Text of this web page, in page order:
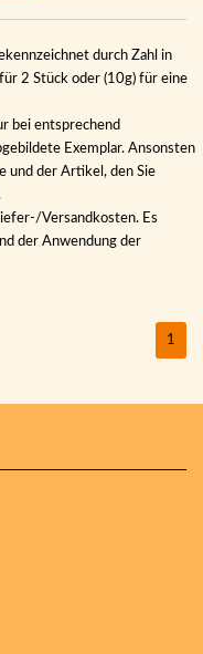
durch Zahl in
2 Stück oder (10g) für eine
bei entsprechend
Exemplar. Ansonsten
und der Artikel, den Sie
Versandkosten. Es
der Anwendung der
1